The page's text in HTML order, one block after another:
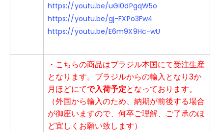
https://youtu.be/uGI0dPgqW5o
https://youtu.be/gj-FXPo3Fw4
https://youtu.be/E6m9X9Hc-wU
・こちらの商品はブラジル本国にて受注生産
となります。 ブラジルからの輸入となり3か
月ほどにてで入荷予定となっております。
（外国から輸入のため、納期が前後する場合
が御座いますので、何卒ご理解、ご了承のほ
ど宜しくお願い致します）